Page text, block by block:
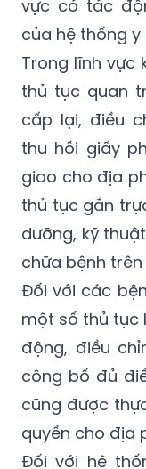
vực có tác
của hệ thống y
Trong lĩnh vực
thủ tục quan
cấp lại, điều
thu hồi giấy
giao cho địa
thủ tục gắn
dưỡng, kỹ
chữa bệnh
Đối với các
một số thủ tục
động, điều
công bố đủ
cũng được
quyền cho địa
Đối với hệ